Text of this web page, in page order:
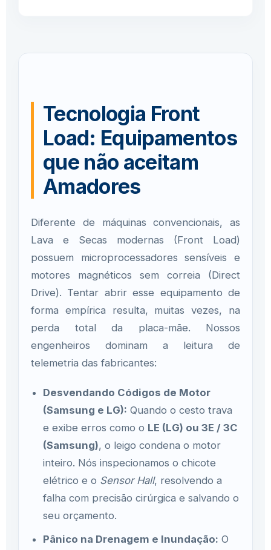
Tecnologia Front
Load: Equipamentos
que não aceitam
Amadores
Diferente de máquinas convencionais, as
Lava e Secas modernas (Front Load)
possuem microprocessadores sensíveis e
motores magnéticos sem correia (Direct
Drive). Tentar abrir esse equipamento de
forma empírica resulta, muitas vezes, na
perda total da placa-mãe. Nossos
engenheiros dominam a leitura de
telemetria das fabricantes:
Desvendando Códigos de Motor
(Samsung e LG): Quando o cesto trava
e exibe erros como o LE (LG) ou 3E / 3C
(Samsung), o leigo condena o motor
inteiro. Nós inspecionamos o chicote
elétrico e o Sensor Hall, resolvendo a
falha com precisão cirúrgica e salvando o
seu orçamento.
Pânico na Drenagem e Inundação: O